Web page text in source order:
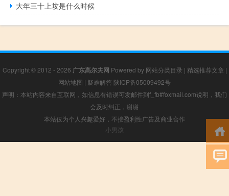
大年三十上坟是什么时候
Copyright © 2012 - 2026 广东高尔夫网 Powered by 网站分类目录 | 精选推荐文章 |
网站地图 | 疑难解答 陕ICP备05009492号
声明：本站内容来自互联网，如信息有错误可发邮件到f_fb#foxmail.com说明，我们
会及时纠正，谢谢
本站仅为个人兴趣爱好，不接盈利性广告及商业合作
小男孩